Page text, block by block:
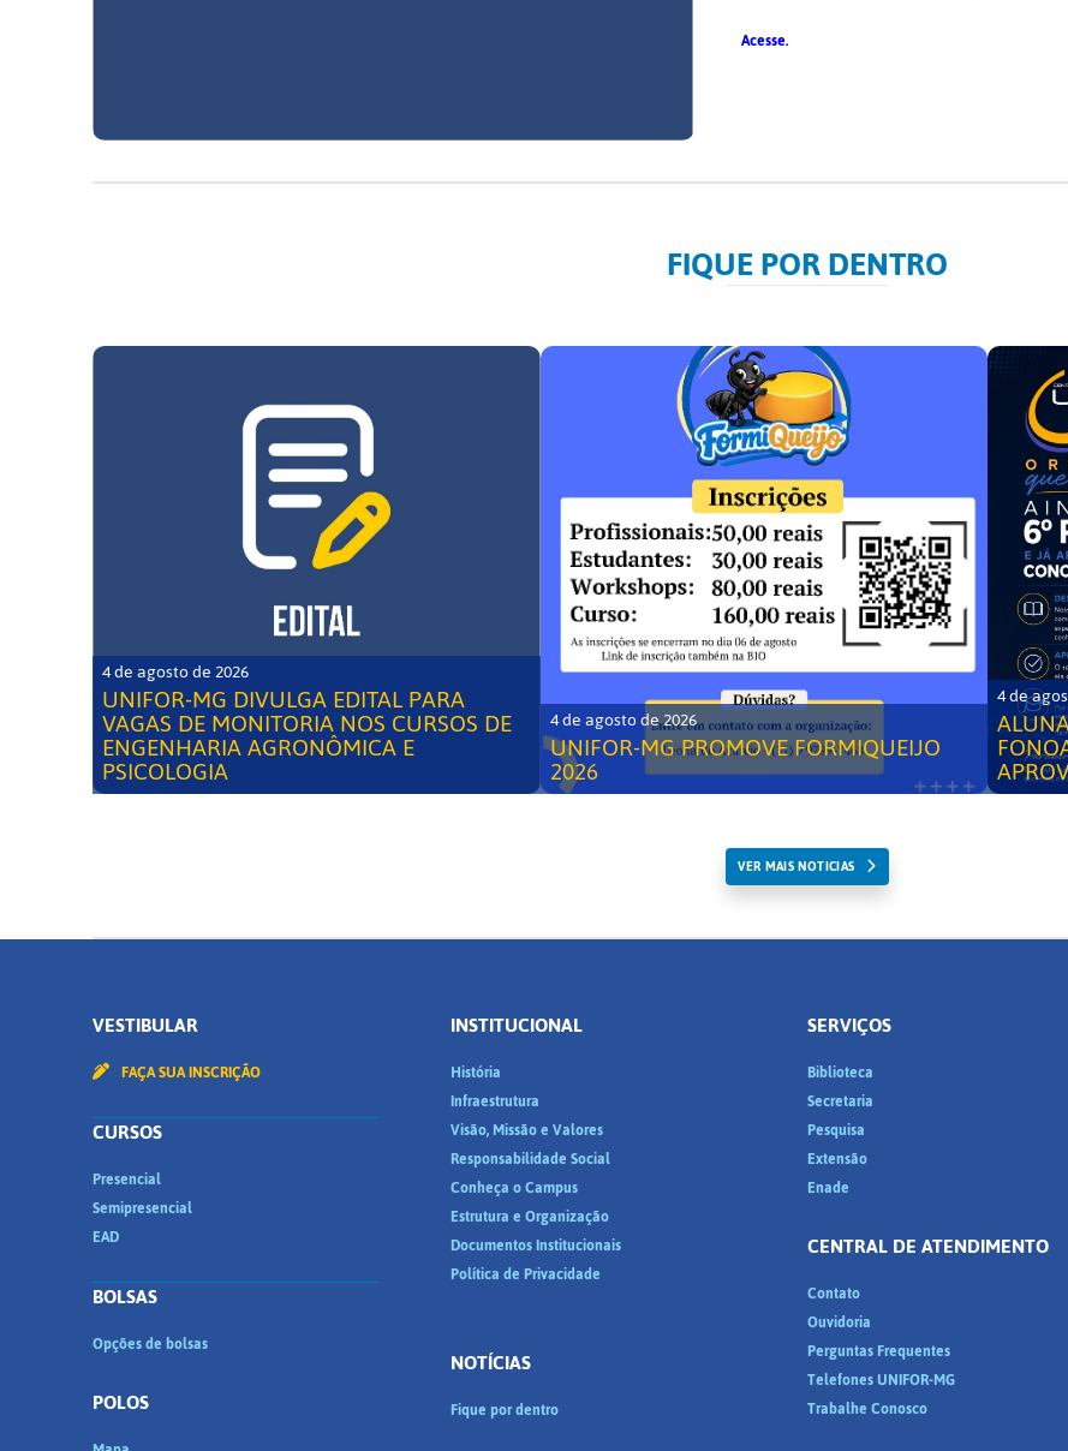
Acesse.
FIQUE POR DENTRO
4 de agosto de 2026
UNIFOR-MG DIVULGA EDITAL PARA
VAGAS DE MONITORIA NOS CURSOS DE
ENGENHARIA AGRONÔMICA E
PSICOLOGIA
4 de agosto de 2026
UNIFOR-MG PROMOVE FORMIQUEIJO
2026
4 de
VER MAIS NOTICIAS
VESTIBULAR
FAÇA SUA INSCRIÇÃO
CURSOS
Presencial
Semipresencial
EAD
BOLSAS
Opções de bolsas
POLOS
INSTITUCIONAL
História
Infraestrutura
Visão, Missão e Valores
Responsabilidade Social
Conheça o Campus
Estrutura e Organização
Documentos Institucionais
Política de Privacidade
NOTÍCIAS
Fique por dentro
SERVIÇOS
Biblioteca
Secretaria
Pesquisa
Extensão
Enade
CENTRAL DE ATENDIMENTO
Contato
Ouvidoria
Perguntas Frequentes
Telefones UNIFOR-MG
Trabalhe Conosco